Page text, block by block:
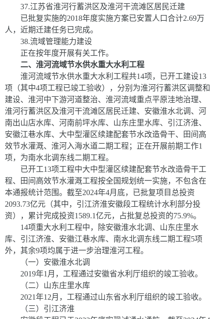
37.江苏省淮河行蓄洪区及淮河干流滩区居民迁建
已批复实施的2018年度实施方案已安置人口合计2.69万
人，近期迁建任务已完成。
38.流域管理能力建设
正在按年度开展有关工作。
二、淮河流域节水供水重大水利工程
淮河流域节水供水重大水利工程共14项，已开工建设13
项（其中4项工程已竣工验收），分别为淮河行蓄洪区调整和
建设、淮河中下游河道整治、淮河流域重点平原洼地治理、
淮河行蓄洪区及淮河干流滩区居民迁建、安徽淮水北调、河
南出山店水库、河南前坪水库、山东庄里水库、引江济淮、
安徽江巷水库、大中型灌区续建配套节水改造骨干、田间高
效节水灌溉、淮河入海水道二期工程；正在开展前期工作1
项，为南水北调东线二期工程。
已开工13项工程中大中型灌区续建配套节水改造骨干工
程、田间高效节水灌溉工程按全国规划统一实施，不包含在
本通报统计范围。截至2024年4月底，已批复项目总投资
2093.73亿元（其中，引江济淮安徽段工程统计水利部分投
资），累计完成投资1589.1亿元，占批复总投资的75.9%。
14项重大水利工程中，除安徽淮水北调、山东庄里水
库、引江济淮、安徽江巷水库、南水北调东线二期工程5项
外，其余9项均属于进一步治理淮河工程。
（一）安徽淮水北调
2019年1 月，工程通过安徽省水利厅组织的竣工验收。
（二）山东庄里水库
2021年12月，工程通过山东省水利厅组织的竣工验收。
（三）引江济淮